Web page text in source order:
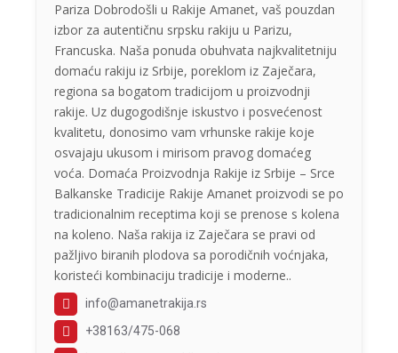
Pariza Dobrodošli u Rakije Amanet, vaš pouzdan
izbor za autentičnu srpsku rakiju u Parizu,
Francuska. Naša ponuda obuhvata najkvalitetniju
domaću rakiju iz Srbije, poreklom iz Zaječara,
regiona sa bogatom tradicijom u proizvodnji
rakije. Uz dugogodišnje iskustvo i posvećenost
kvalitetu, donosimo vam vrhunske rakije koje
osvajaju ukusom i mirisom pravog domaćeg
voća. Domaća Proizvodnja Rakije iz Srbije – Srce
Balkanske Tradicije Rakije Amanet proizvodi se po
tradicionalnim receptima koji se prenose s kolena
na koleno. Naša rakija iz Zaječara se pravi od
pažljivo biranih plodova sa porodičnih voćnjaka,
koristeći kombinaciju tradicije i moderne..
info@amanetrakija.rs
+38163/475-068